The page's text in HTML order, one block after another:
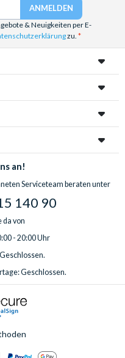
& Neuigkeiten per E-
zu.
an!
Serviceteam beraten unter
140 90
da von
- 20:00 Uhr
Geschlossen.